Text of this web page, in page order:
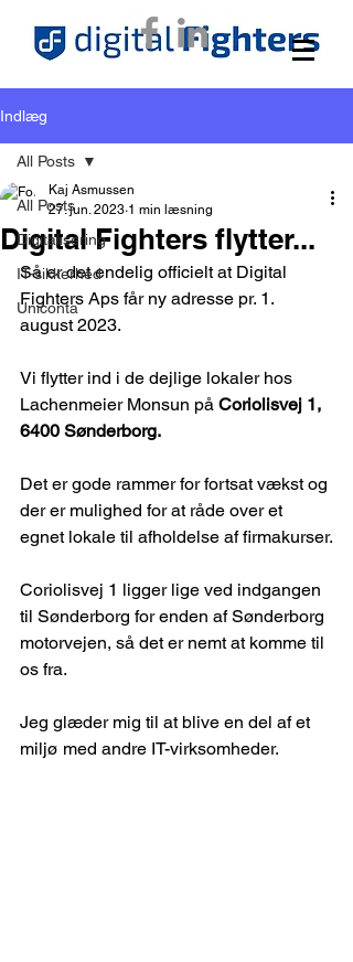
Indlæg
All Posts
Digitalisering
IT-sikkerhed
Uniconta
All Posts
Digital Fighters flytter...
Kaj Asmussen
27. jun. 2023 1 min læsning
Så er det endelig officielt at Digital
Fighters Aps får ny adresse pr. 1.
august 2023.
Vi flytter ind i de dejlige lokaler hos
Lachenmeier Monsun på Coriolisvej 1,
6400 Sønderborg.
Det er gode rammer for fortsat vækst og
der er mulighed for at råde over et
egnet lokale til afholdelse af firmakurser.
Coriolisvej 1 ligger lige ved indgangen
til Sønderborg for enden af Sønderborg
motorvejen, så det er nemt at komme til
os fra.
Jeg glæder mig til at blive en del af et
miljø med andre IT-virksomheder.